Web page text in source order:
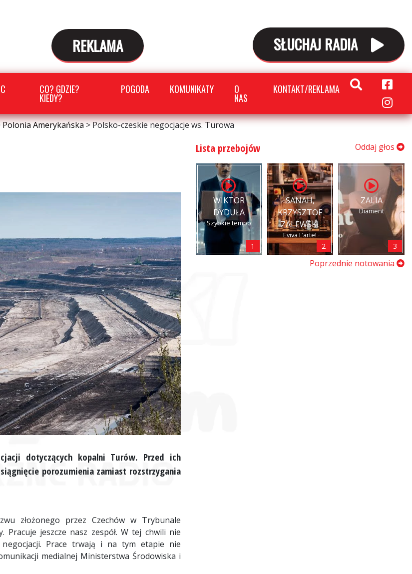
REKLAMA SŁUCHAJ RADIA
CO? GDZIE?
KIEDY?
POGODA KOMUNIKATY O
NAS
KONTAKT/REKLAMA
Polonia Amerykańska>Polsko-czeskie negocjacje ws. Turowa
dotyczących kopalni Turów. Przed ich
porozumienia zamiast rozstrzygania
złożonego przez Czechów w Trybunale
Pracuje jeszcze nasz zespół. W tej chwili nie
Prace trwają i na tym etapie nie
medialnej Ministerstwa Środowiska i
Lista przebojów Oddaj głos
WIKTOR
DYDUŁA
Szybkie tempo
1
SANAH,
KRZYSZTOF
ZALEWSKI
Eviva L’arte!
2
ZALIA
Diament
3
Poprzednie notowania